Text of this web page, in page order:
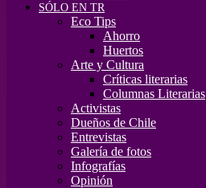
SÓLO EN TR
Eco Tips
Ahorro
Huertos
Arte y Cultura
Críticas literarias
Columnas Literarias
Activistas
Dueños de Chile
Entrevistas
Galería de fotos
Infografías
Opinión